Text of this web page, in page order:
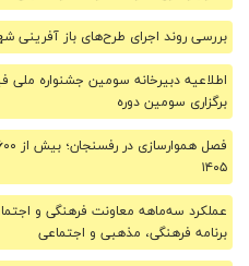
بررسی روند اجرای طرح‌های باز آفرینی
اطلاعیه دبیرخانه سومین جشنواره
برگزاری سومین دوره
۱۴۰۵
عملکرد سه‌ماهه معاونت فرهنگی و
برنامه فرهنگی، مذهبی و اجتماعی